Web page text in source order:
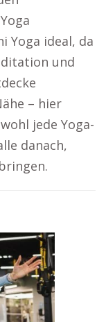
Yoga ideal, da
und
– hier
jede Yoga-
danach,